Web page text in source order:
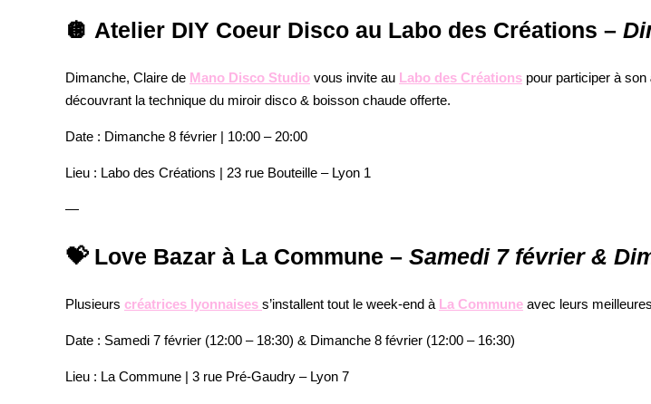
🪩 Atelier DIY Coeur Disco au Labo des Créations –
Dimanche, Claire de Mano Disco Studio vous invite au Labo des Créations pour participer à son
découvrant la technique du miroir disco & boisson chaude offerte.
Date : Dimanche 8 février | 10:00 – 20:00
Lieu : Labo des Créations | 23 rue Bouteille – Lyon 1
—
💝 Love Bazar à La Commune – Samedi 7 février &
Plusieurs créatrices lyonnaises s’installent tout le week-end à La Commune avec leurs
Date : Samedi 7 février (12:00 – 18:30) & Dimanche 8 février (12:00 – 16:30)
Lieu : La Commune | 3 rue Pré-Gaudry – Lyon 7